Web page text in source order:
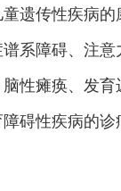
遗传性疾病的
系障碍、注
性瘫痪、发
碍性疾病的